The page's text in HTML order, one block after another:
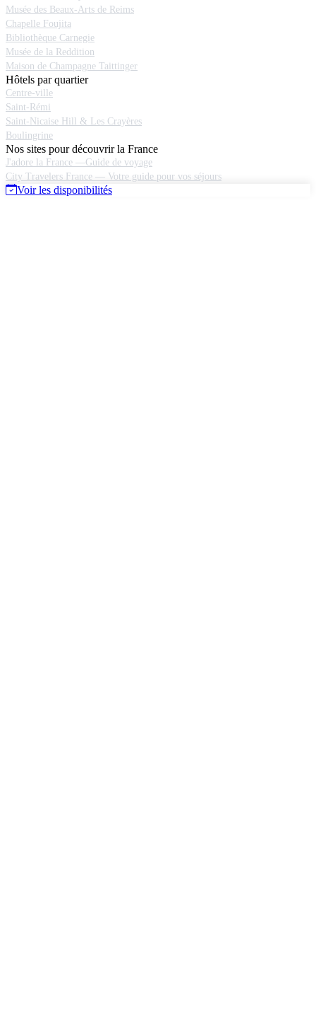
Musée des Beaux-Arts de Reims
Chapelle Foujita
Bibliothèque Carnegie
Musée de la Reddition
Maison de Champagne Taittinger
Hôtels par quartier
Centre-ville
Saint-Rémi
Saint-Nicaise Hill & Les Crayères
Boulingrine
Nos sites pour découvrir la France
J'adore la France —Guide de voyage
City Travelers France — Votre guide pour vos séjours
Voir les disponibilités